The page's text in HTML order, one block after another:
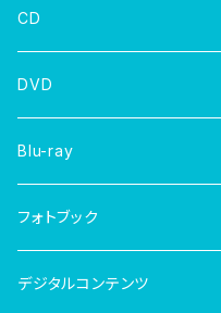
CD
DVD
写真集
Blu-ray
フォトブック
デジタルコンテンツ